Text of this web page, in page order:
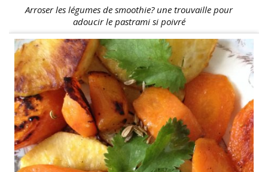
Arroser les légumes de smoothie? une trouvaille pour
adoucir le pastrami si poivré